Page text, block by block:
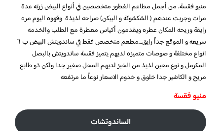
منيو فقسة،من أجمل مطاعم الفطور متخصصين في أنواع البيض زرته عدة
مرات وجربت عندهم ( الشكشوكة و البيكن) صراحه لذيذة وقهوه اليوم مره
رايقة وريحه المكان عطره ويقدمون أكياس معطرة مع الطلب والخدمه
سريعه و الموقع جداً رايق…
مطعم متخصص فقط في ساندويتش البيض ب ٦
انواع مختلفة و صوصات متميزه لديهم يتميز فقسة ساندويتش بالبصل
المكرمل و نوع معين لذيذ من الخبز لديهم المحل صغير جدا ولكن ذو طابع
مريح و الكاشير جدا خلوق و خدوم الاسعار نوعاً ما مرتفعه
منيو فقسة
الساندوتشات